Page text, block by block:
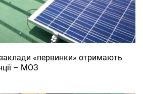
«первинки» отримають
– МОЗ